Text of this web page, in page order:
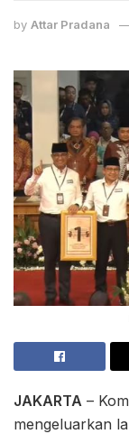
by Attar Pradana
JAKARTA –
mengeluarkan